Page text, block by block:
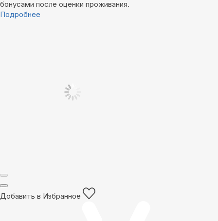
бонусами после оценки проживания.
Подробнее
Добавить в Избранное